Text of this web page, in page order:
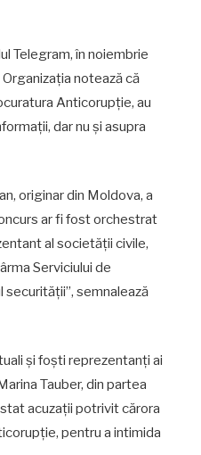
Telegram, în noiembrie
notează că
Anticorupție, au
dar nu și asupra
originar din Moldova, a
ar fi fost orchestrat
al societății civile,
Serviciului de
semnalează
și foști reprezentanți ai
Tauber, din partea
acuzații potrivit cărora
pentru a intimida